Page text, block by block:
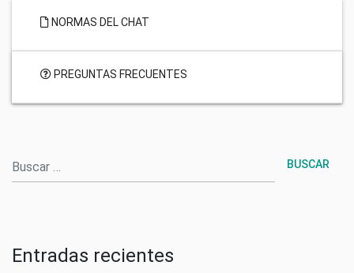
NORMAS DEL CHAT
PREGUNTAS FRECUENTES
Entradas recientes